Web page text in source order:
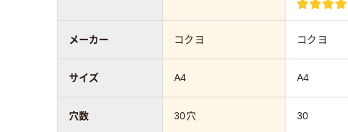
コクヨ コクヨ
A4 A4
30穴 30
メーカー
サイズ
穴数